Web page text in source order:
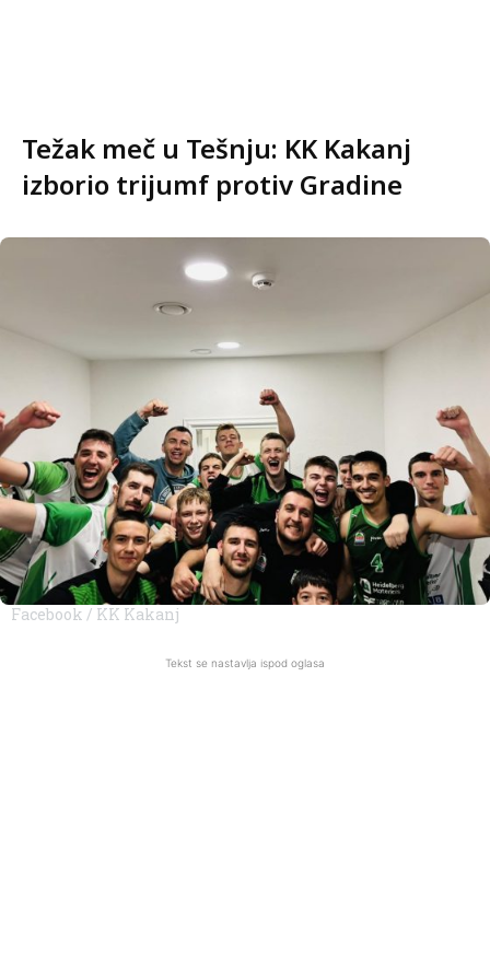
Težak meč u Tešnju: KK Kakanj
izborio trijumf protiv Gradine
Facebook / KK Kakanj
Tekst se nastavlja ispod oglasa